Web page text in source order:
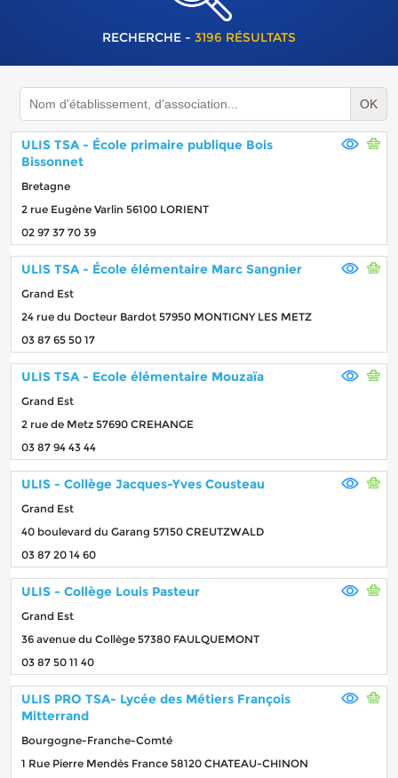
RECHERCHE - 3196 RÉSULTATS
OK
ULIS TSA - École primaire publique Bois
Bissonnet
Bretagne
2 rue Eugène Varlin 56100 LORIENT
02 97 37 70 39
ULIS TSA - École élémentaire Marc Sangnier
Grand Est
24 rue du Docteur Bardot 57950 MONTIGNY LES METZ
03 87 65 50 17
ULIS TSA - Ecole élémentaire Mouzaïa
Grand Est
2 rue de Metz 57690 CREHANGE
03 87 94 43 44
ULIS - Collège Jacques-Yves Cousteau
Grand Est
40 boulevard du Garang 57150 CREUTZWALD
03 87 20 14 60
ULIS - Collège Louis Pasteur
Grand Est
36 avenue du Collège 57380 FAULQUEMONT
03 87 50 11 40
ULIS PRO TSA- Lycée des Métiers François
Mitterrand
Bourgogne-Franche-Comté
1 Rue Pierre Mendès France 58120 CHATEAU-CHINON